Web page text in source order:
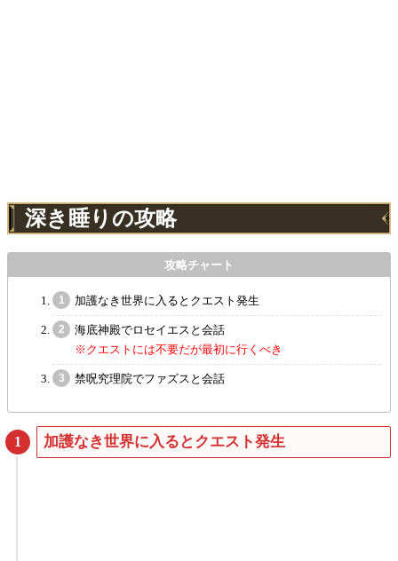
深き睡りの攻略
加護なき世界に入るとクエスト発生
海底神殿でロセイエスと会話
※クエストには不要だが最初に行くべき
禁呪究理院でファズスと会話
加護なき世界に入るとクエスト発生